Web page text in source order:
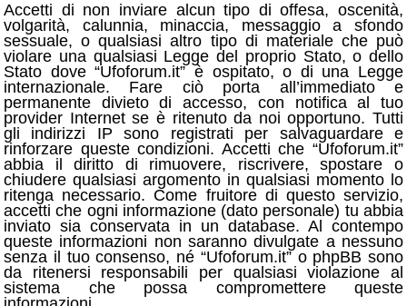
Accetti di non inviare alcun tipo di offesa, oscenità,
volgarità, calunnia, minaccia, messaggio a sfondo
sessuale, o qualsiasi altro tipo di materiale che può
violare una qualsiasi Legge del proprio Stato, o dello
Stato dove “Ufoforum.it” è ospitato, o di una Legge
internazionale. Fare ciò porta all’immediato e
permanente divieto di accesso, con notifica al tuo
provider Internet se è ritenuto da noi opportuno. Tutti
gli indirizzi IP sono registrati per salvaguardare e
rinforzare queste condizioni. Accetti che “Ufoforum.it”
abbia il diritto di rimuovere, riscrivere, spostare o
chiudere qualsiasi argomento in qualsiasi momento lo
ritenga necessario. Come fruitore di questo servizio,
accetti che ogni informazione (dato personale) tu abbia
inviato sia conservata in un database. Al contempo
queste informazioni non saranno divulgate a nessuno
senza il tuo consenso, né “Ufoforum.it” o phpBB sono
da ritenersi responsabili per qualsiasi violazione al
sistema che possa compromettere queste